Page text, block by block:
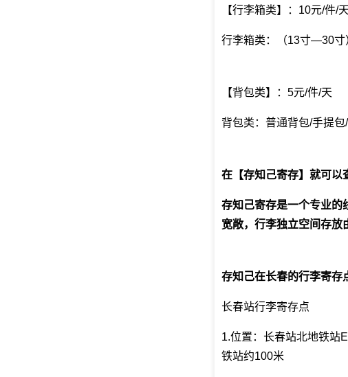
【行李箱类】：10元/件/天
行李箱类：（13寸—30寸
【背包类】：5元/件/天
背包类：普通背包/手提
在【存知己寄存】就可以
存知己寄存是一个专业的
宽敞，行李独立空间存放
存知己在长春的行李寄存
长春站行李寄存点
1.位置：长春站北地铁站
铁站约100米